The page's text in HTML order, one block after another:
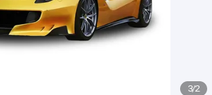
2
/
3